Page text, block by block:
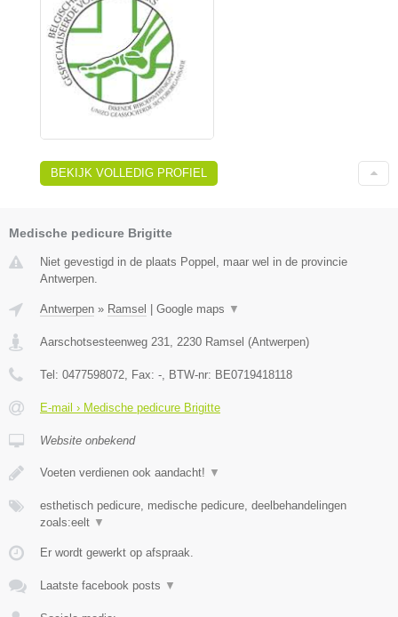
BEKIJK VOLLEDIG PROFIEL
Medische pedicure Brigitte
Niet gevestigd in de plaats Poppel, maar wel in de provincie
Antwerpen.
Antwerpen » Ramsel Google maps ▼
Aarschotsesteenweg 231 2230 Ramsel (Antwerpen)
Tel: 0477598072 , Fax: - , BTW-nr: BE0719418118
E-mail › Medische pedicure Brigitte
Website onbekend
Voeten verdienen ook aandacht! ▼
esthetisch pedicure, medische pedicure, deelbehandelingen
zoals:eelt ▼
Er wordt gewerkt op afspraak.
Laatste facebook posts ▼